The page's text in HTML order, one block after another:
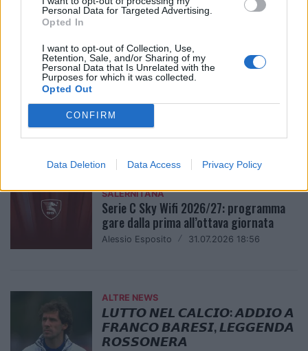
Personal Data for Targeted Advertising.
Opted In
I want to opt-out of Collection, Use,
Retention, Sale, and/or Sharing of my
Personal Data that Is Unrelated with the
Purposes for which it was collected.
Opted Out
CONFIRM
Data Deletion Data Access Privacy Policy
Alessio Esposito / 01.08.2026 12:09
SALERNITANA
Arriva il talento Mattia Mastrovito
SALERNITANA
Serie C Sky Wifi 2026/27: programma
gare dalla prima all’ottava giornata
Alessio Esposito / 31.07.2026 18:56
ALTRE NEWS
𝙇𝙐𝙏𝙏𝙊 𝙉𝙀𝙇 𝘾𝘼𝙇𝘾𝙄𝙊: 𝘼𝘿𝘿𝙄𝙊 𝘼
𝙁𝙍𝘼𝙉𝘾𝙊 𝘽𝘼𝙍𝙀𝙎𝙄, 𝙇𝙀𝙂𝙂𝙀𝙉𝘿𝘼
𝙍𝙊𝙎𝙎𝙊𝙉𝙀𝙍𝘼